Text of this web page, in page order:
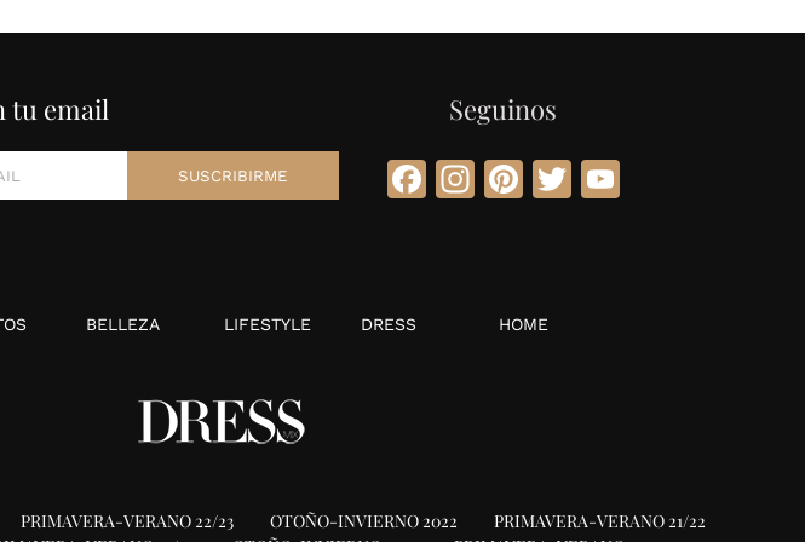
tu email Seguinos
Facebook
Instagram
Pinterest
TwitterYouTube
BELLEZA LIFESTYLE DRESS HOME
PRIMAVERA-VERANO 22/23 OTOÑO-INVIERNO 2022
PRIMAVERA-VERANO 21/22